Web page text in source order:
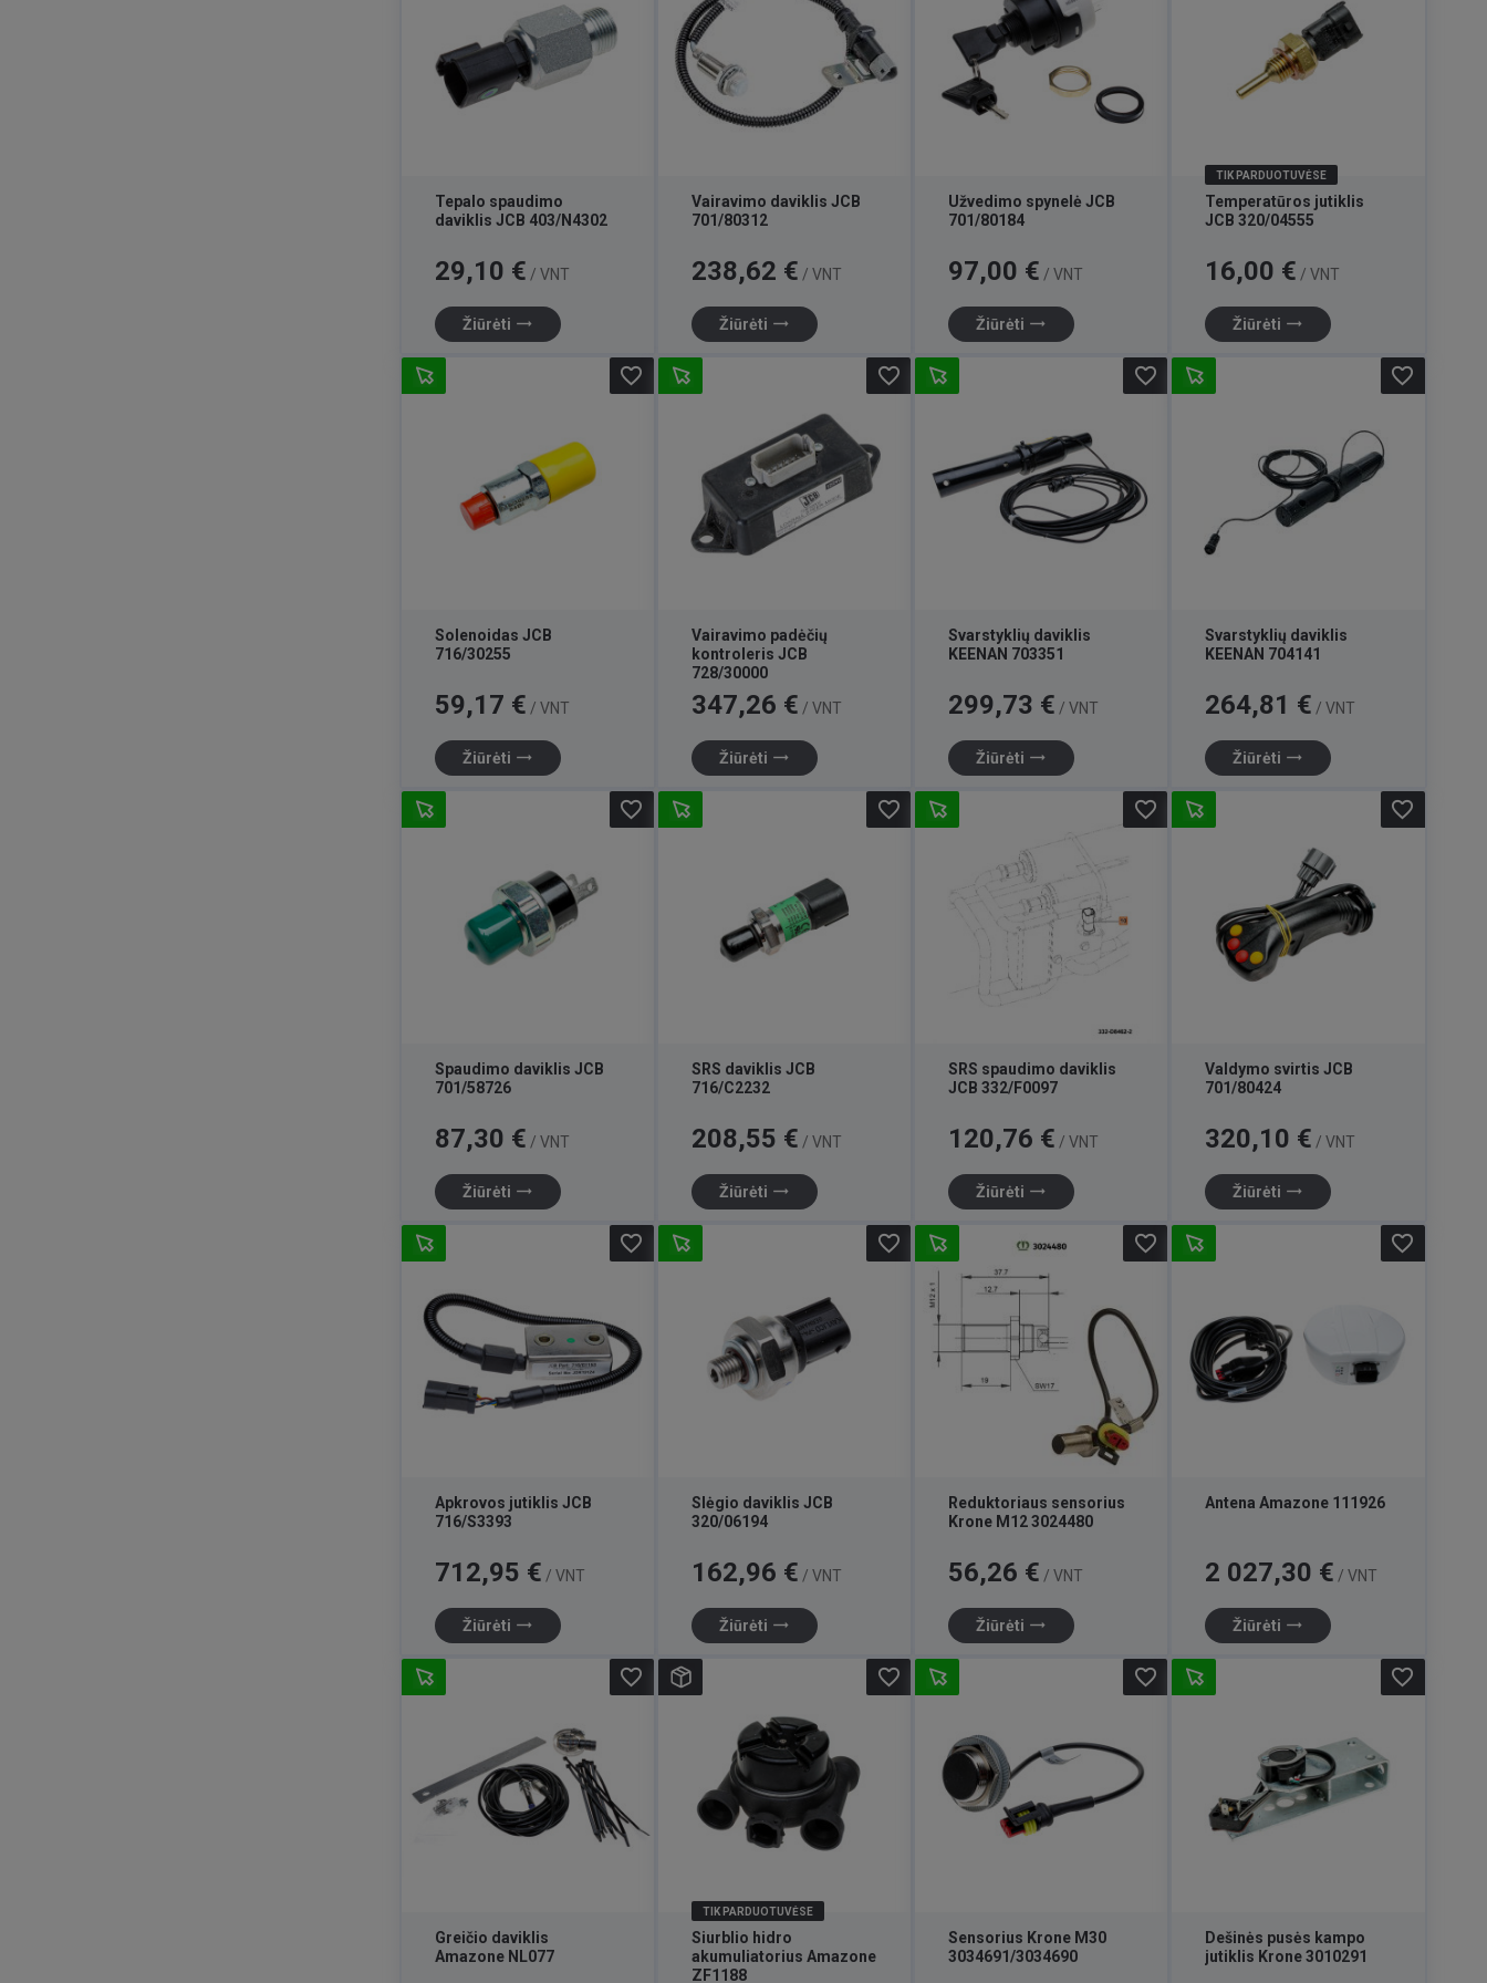
Tepalo spaudimo
daviklis JCB 403/N4302
Kaina
29,10 € / VNT
Žiūrėti trending_flat
Vairavimo daviklis JCB
701/80312
Kaina
238,62 € / VNT
Žiūrėti trending_flat
Užvedimo spynelė JCB
701/80184
Kaina
97,00 € / VNT
Žiūrėti trending_flat
TIK PARDUOTUVĖSE
Temperatūros jutiklis
JCB 320/04555
Kaina
16,00 € / VNT
Žiūrėti trending_flat
Solenoidas JCB
716/30255
Kaina
59,17 € / VNT
Žiūrėti trending_flat
favorite_border
Vairavimo padėčių
kontroleris JCB
728/30000
Kaina
347,26 € / VNT
Žiūrėti trending_flat
favorite_border
Svarstyklių daviklis
KEENAN 703351
Kaina
299,73 € / VNT
Žiūrėti trending_flat
favorite_border
Svarstyklių daviklis
KEENAN 704141
Kaina
264,81 € / VNT
Žiūrėti trending_flat
favorite_border
Spaudimo daviklis JCB
701/58726
Kaina
87,30 € / VNT
Žiūrėti trending_flat
favorite_border
SRS daviklis JCB
716/C2232
Kaina
208,55 € / VNT
Žiūrėti trending_flat
favorite_border
SRS spaudimo daviklis
JCB 332/F0097
Kaina
120,76 € / VNT
Žiūrėti trending_flat
favorite_border
Valdymo svirtis JCB
701/80424
Kaina
320,10 € / VNT
Žiūrėti trending_flat
favorite_border
Apkrovos jutiklis JCB
716/S3393
Kaina
712,95 € / VNT
Žiūrėti trending_flat
favorite_border
Slėgio daviklis JCB
320/06194
Kaina
162,96 € / VNT
Žiūrėti trending_flat
favorite_border
Reduktoriaus sensorius
Krone M12 3024480
Kaina
56,26 € / VNT
Žiūrėti trending_flat
favorite_border
Antena Amazone 111926
Kaina
2 027,30 € / VNT
Žiūrėti trending_flat
favorite_border
Greičio daviklis
Amazone NL077
favorite_border
TIK PARDUOTUVĖSE
Siurblio hidro
akumuliatorius Amazone
ZF1188
favorite_border
Sensorius Krone M30
3034691/3034690
favorite_border
Dešinės pusės kampo
jutiklis Krone 3010291
favorite_border